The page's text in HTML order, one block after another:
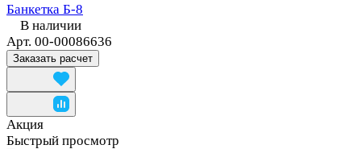
Банкетка Б-8
В наличии
Арт. 00-00086636
Заказать расчет
Акция
Быстрый просмотр